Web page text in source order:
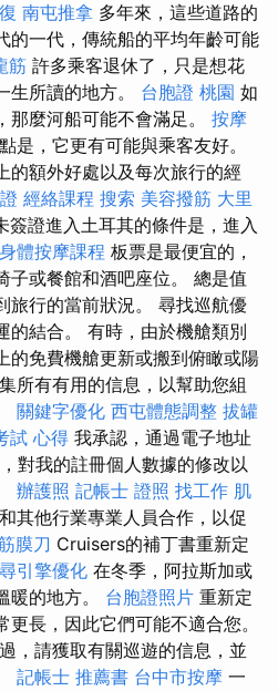
南屯推拿 多年來，這些道路的
的一代，傳統船的平均年齡可能
筋 許多乘客退休了，只是想花
生所讀的地方。 台胞證 桃園 如
那麼河船可能不會滿足。 按摩
是，它更有可能與乘客友好。
的額外好處以及每次旅行的經
經絡課程 搜索 美容撥筋 大里
簽證進入土耳其的條件是，進入
身體按摩課程 板票是最便宜的，
子或餐館和酒吧座位。 總是值
旅行的當前狀況。 尋找巡航優
的結合。 有時，由於機艙類別
的免費機艙更新或搬到俯瞰或陽
所有有用的信息，以幫助您組
關鍵字優化 西屯體態調整 拔罐
試 心得 我承認，通過電子地址
對我的註冊個人數據的修改以
辦護照 記帳士 證照 找工作 肌
其他行業專業人員合作，以促
膜刀 Cruisers的補丁書重新定
引擎優化 在冬季，阿拉斯加或
暖的地方。 台胞證照片 重新定
長，因此它們可能不適合您。
，請獲取有關巡遊的信息，並
記帳士 推薦書 台中市按摩 一